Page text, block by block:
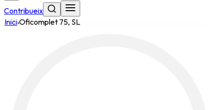
Contribueix
Inici›Oficomplet 75, SL